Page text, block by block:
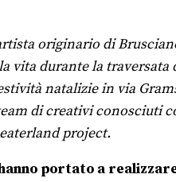
originario di
vita durante la traversata
natalizie in via
di creativi conosciuti
project.
portato a